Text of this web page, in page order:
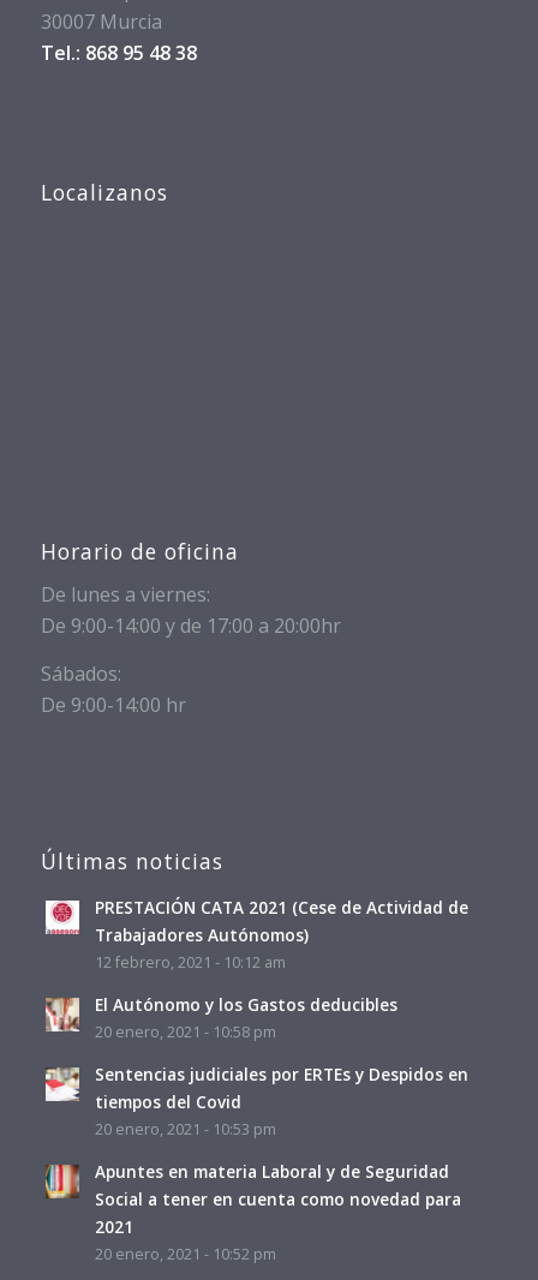
30007 Murcia
Tel.: 868 95 48 38
Localizanos
Horario de oficina
De lunes a viernes:
De 9:00-14:00 y de 17:00 a 20:00hr
Sábados:
De 9:00-14:00 hr
Últimas noticias
PRESTACIÓN CATA 2021 (Cese de Actividad de
Trabajadores Autónomos)
12 febrero, 2021 - 10:12 am
El Autónomo y los Gastos deducibles
20 enero, 2021 - 10:58 pm
Sentencias judiciales por ERTEs y Despidos en
tiempos del Covid
20 enero, 2021 - 10:53 pm
Apuntes en materia Laboral y de Seguridad
Social a tener en cuenta como novedad para
2021
20 enero, 2021 - 10:52 pm